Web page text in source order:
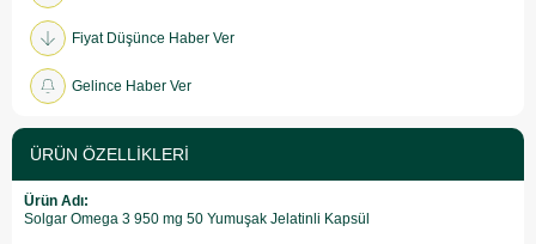
Fiyat Düşünce Haber Ver
Gelince Haber Ver
ÜRÜN ÖZELLIKLERI
Ürün Adı:
Solgar Omega 3 950 mg 50 Yumuşak Jelatinli Kapsül